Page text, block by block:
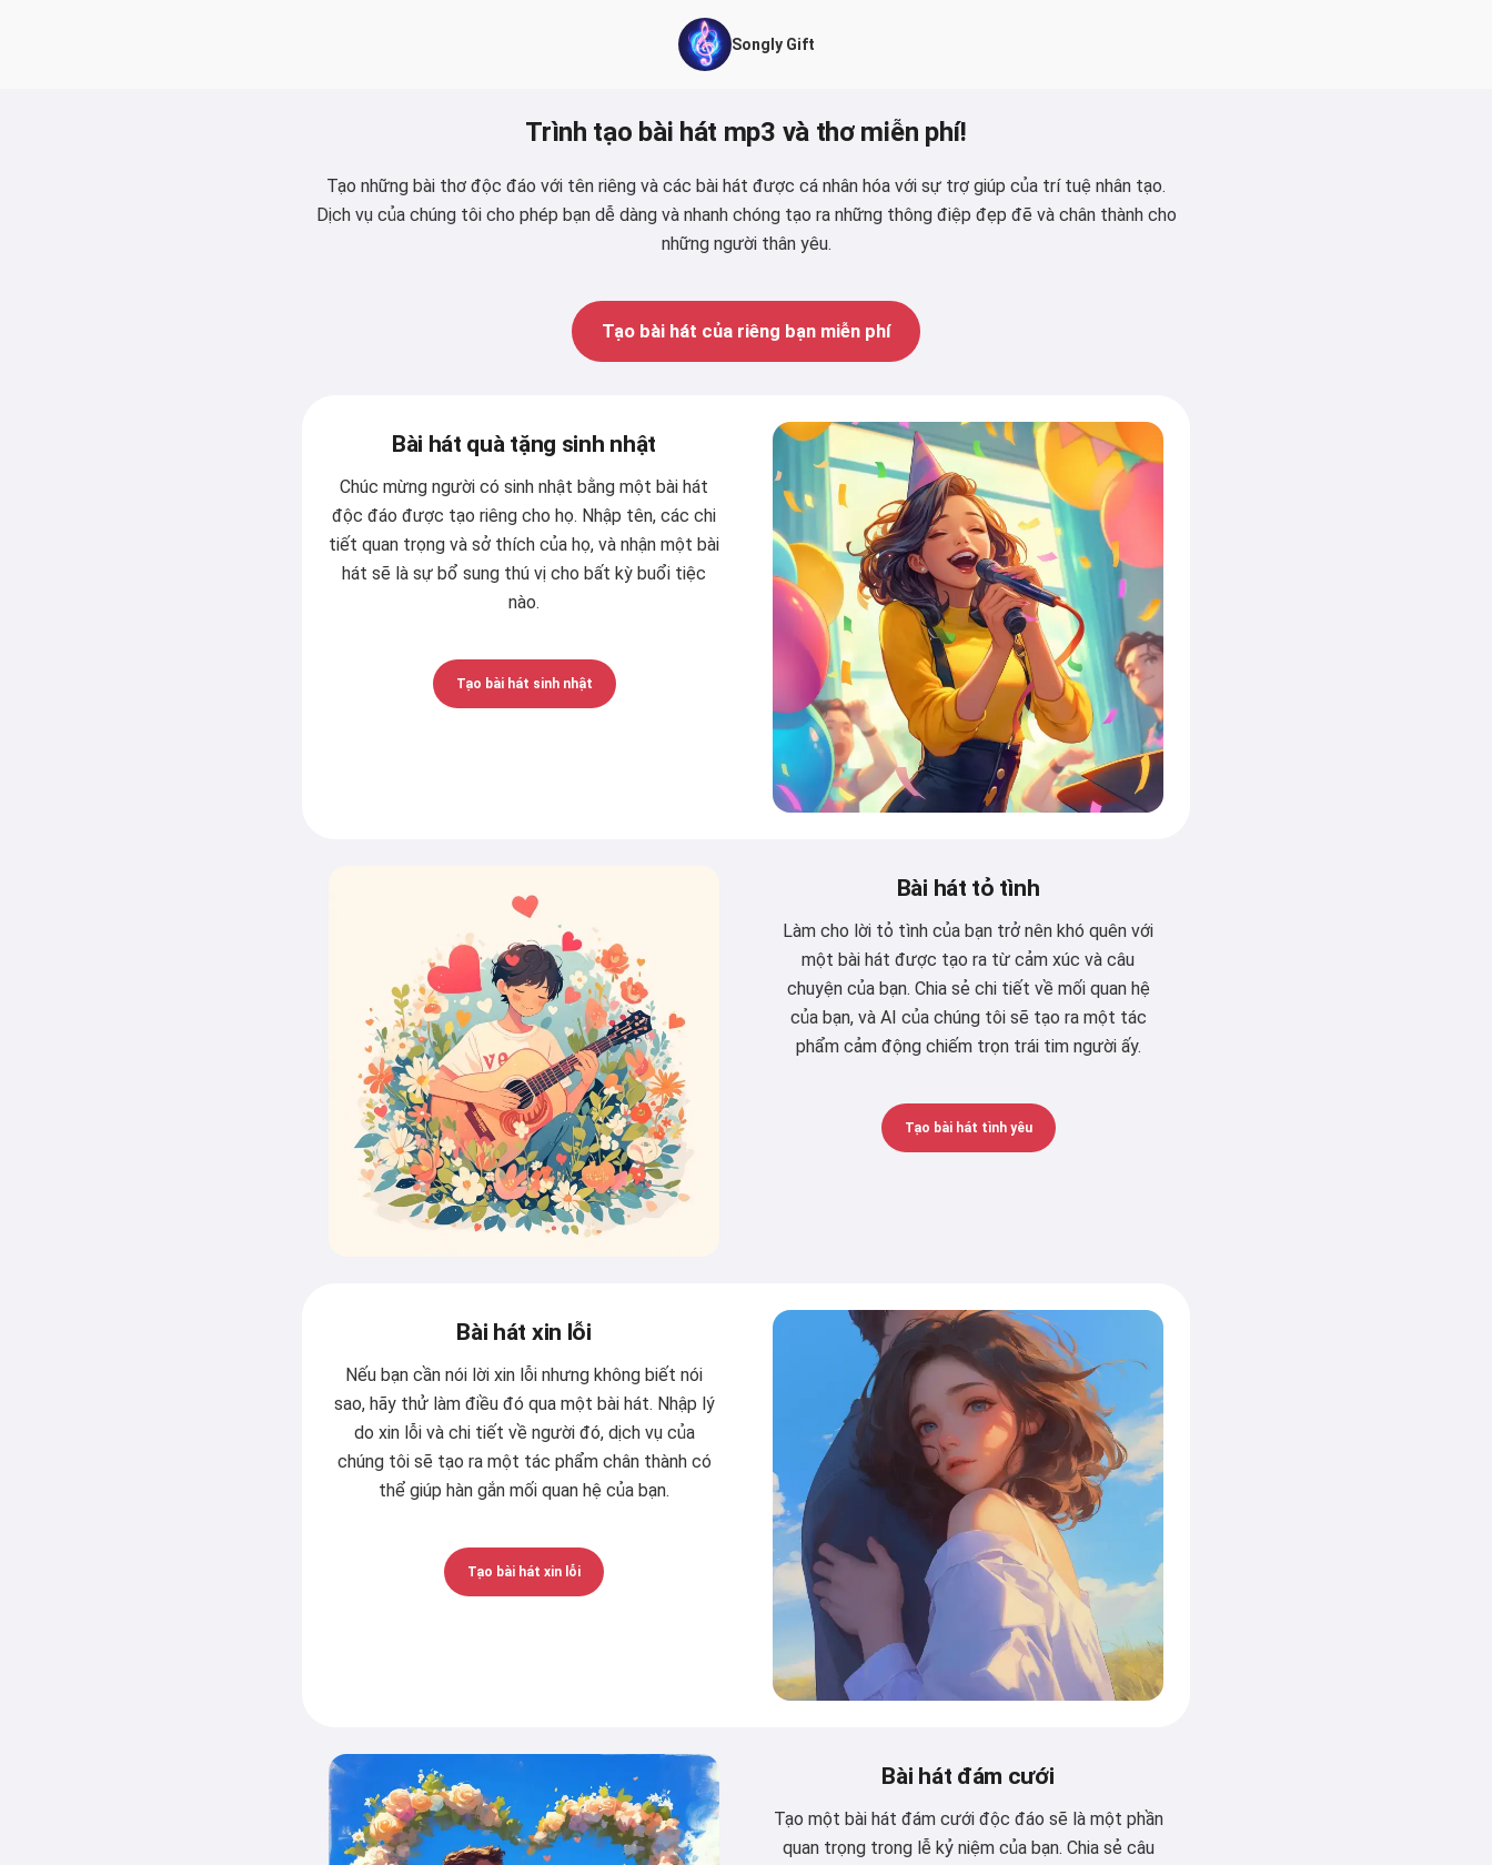
Songly Gift
Trình tạo bài hát mp3 và thơ miễn phí!
Tạo những bài thơ độc đáo với tên riêng và các bài hát được cá nhân hóa với sự trợ giúp của trí tuệ nhân tạo.
Dịch vụ của chúng tôi cho phép bạn dễ dàng và nhanh chóng tạo ra những thông điệp đẹp đẽ và chân thành cho
những người thân yêu.
Tạo bài hát của riêng bạn miễn phí
Bài hát quà tặng sinh nhật
Chúc mừng người có sinh nhật bằng một bài hát
độc đáo được tạo riêng cho họ. Nhập tên, các chi
tiết quan trọng và sở thích của họ, và nhận một bài
hát sẽ là sự bổ sung thú vị cho bất kỳ buổi tiệc
nào.
Tạo bài hát sinh nhật
Bài hát tỏ tình
Làm cho lời tỏ tình của bạn trở nên khó quên với
một bài hát được tạo ra từ cảm xúc và câu
chuyện của bạn. Chia sẻ chi tiết về mối quan hệ
của bạn, và AI của chúng tôi sẽ tạo ra một tác
phẩm cảm động chiếm trọn trái tim người ấy.
Tạo bài hát tình yêu
Bài hát xin lỗi
Nếu bạn cần nói lời xin lỗi nhưng không biết nói
sao, hãy thử làm điều đó qua một bài hát. Nhập lý
do xin lỗi và chi tiết về người đó, dịch vụ của
chúng tôi sẽ tạo ra một tác phẩm chân thành có
thể giúp hàn gắn mối quan hệ của bạn.
Tạo bài hát xin lỗi
Bài hát đám cưới
Tạo một bài hát đám cưới độc đáo sẽ là một phần
quan trọng trong lễ kỷ niệm của bạn. Chia sẻ câu